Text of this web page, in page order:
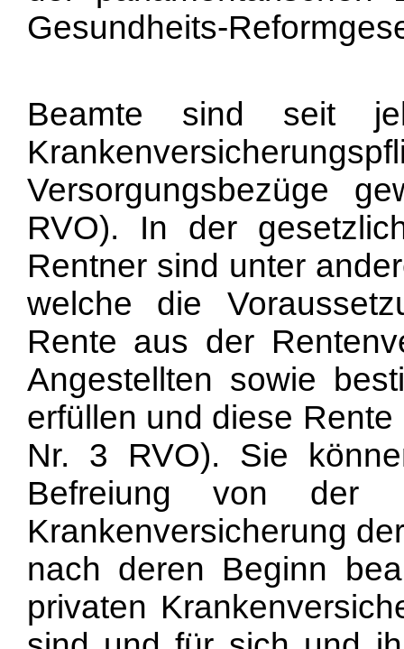
Gesundheits-
Beamte sind seit
Versorgungsbezüge
RVO). In der
Rentner sind unter
welche die
Rente aus der
Angestellten sowie
erfüllen und diese
Nr. 3 RVO). Sie
Befreiung
von der
Krankenversicherung
nach deren Beginn
privaten